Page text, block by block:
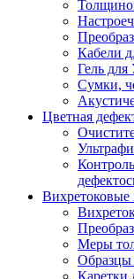
Кабели
Гель
Сумки,
Цветная
Меры
Образцы
Каретки